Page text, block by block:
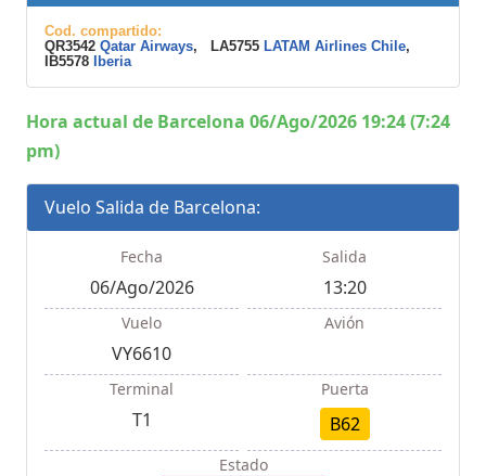
Cod. compartido:
QR3542 Qatar Airways, LA5755 LATAM Airlines Chile,
IB5578
Iberia
Hora actual de Barcelona 06/Ago/2026 19:24 (7:24
pm)
Vuelo Salida de Barcelona:
Fecha
06/Ago/2026
Salida
13:20
Vuelo
VY6610
Avión
Terminal
T1
Puerta
B62
Estado